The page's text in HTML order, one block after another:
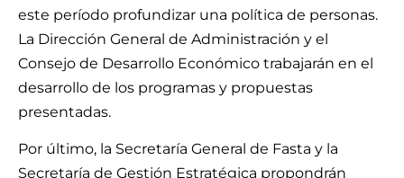
este período profundizar una política de personas.
La Dirección General de Administración y el
Consejo de Desarrollo Económico trabajarán en el
desarrollo de los programas y propuestas
presentadas.
Por último, la Secretaría General de Fasta y la
Secretaría de Gestión Estratégica propondrán